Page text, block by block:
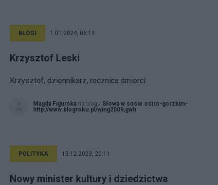
BLOGI 1.01.2024, 06:19
Krzysztof Leski
Krzysztof, dziennikarz, rocznica śmierci
Magda Figurska na blogu Słowa w sosie ostro-gorzkim-
http://www.blogroku.pl/wing2009,gwh
POLITYKA 13.12.2023, 20:11
Nowy minister kultury i dziedzictwa